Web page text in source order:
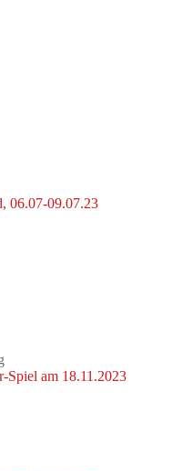
06.07-09.07.23
Spiel am 18.11.2023